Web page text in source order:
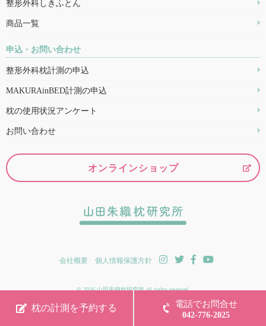
整形外科しきふとん
商品一覧
申込・お問い合わせ
整形外科枕計測の申込
MAKURAinBED計測の申込
枕の使用状況アンケート
お問い合わせ
オンラインショップ
会社概要 個人情報保護方針
© 2026 山田朱織枕研究所 all rights reserved.
枕の計測を予約する 電話でお問合せ
042-776-2025